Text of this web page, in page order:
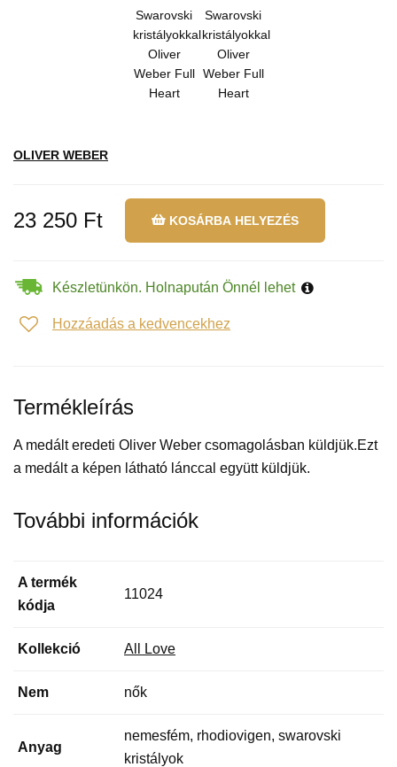
OLIVER WEBER
23 250 Ft KOSÁRBA HELYEZÉS
Készletünkön. Holnapután Önnél lehet
Hozzáadás a kedvencekhez
Termékleírás
A medált eredeti Oliver Weber csomagolásban küldjük.Ezt
a medált a képen látható lánccal együtt küldjük.
További információk
A termék
kódja
11024
Kollekció All Love
Nem nők
Anyag
nemesfém, rhodiovigen, swarovski
kristályok